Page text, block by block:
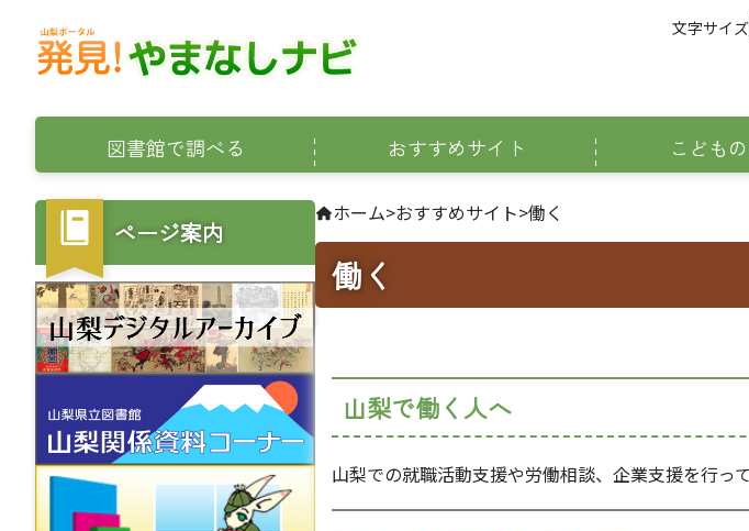
文字サイズ
図書館で調べる おすすめサイト こども
ホーム>おすすめサイト>働く
働く
山梨で働く人へ
山梨での就職活動支援や労働相談、企業支援を行っ
ページ案内